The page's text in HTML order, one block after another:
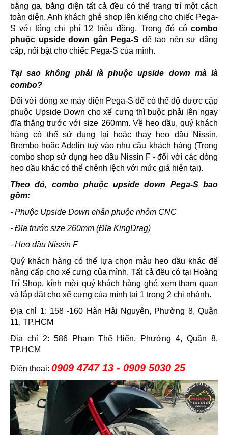
bằng ga, bằng điện tất cả đều có thể trang trí một cách
toàn diện. Anh khách ghé shop lên kiểng cho chiếc Pega-
S với tổng chi phí 12 triệu đồng. Trong đó có combo
phuộc upside down gắn Pega-S để tạo nên sự đẳng
cấp, nổi bật cho chiếc Pega-S của mình.
Tại sao không phải là phuộc upside down mà là
combo?
Đối với dòng xe máy điện Pega-S để có thể độ được cặp
phuộc Upside Down cho xế cưng thì buộc phải lên ngay
đĩa thắng trước với size 260mm. Về heo dầu, quý khách
hàng có thể sử dụng lại hoặc thay heo dầu Nissin,
Brembo hoặc Adelin tuỳ vào nhu cầu khách hàng (Trong
combo shop sử dụng heo dầu Nissin F - đối với các dòng
heo dầu khác có thể chênh lệch với mức giá hiện tại).
Theo đó, combo phuộc upside down Pega-S bao
gồm:
- Phuộc Upside Down chân phuộc nhôm CNC
- Đĩa trước size 260mm (Đĩa KingDrag)
- Heo dầu Nissin F
Quý khách hàng có thể lựa chọn mẫu heo dầu khác để
nâng cấp cho xế cưng của mình. Tất cả đều có tại Hoàng
Trí Shop, kính mời quý khách hàng ghé xem tham quan
và lắp đặt cho xế cưng của mình tại 1 trong 2 chi nhánh.
Địa chỉ 1: 158 -160 Hàn Hải Nguyên, Phường 8, Quận
11, TP.HCM
Địa chỉ 2: 586 Phạm Thế Hiển, Phường 4, Quận 8,
TP.HCM
Điện thoại: 0909 4747 13 - 0909 5030 25